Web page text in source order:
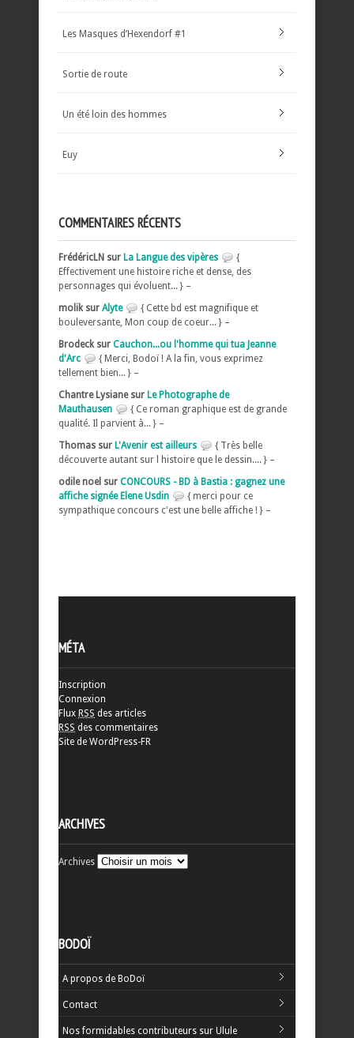
Les Masques d’Hexendorf #1
Sortie de route
Un été loin des hommes
Euy
COMMENTAIRES RÉCENTS
FrédéricLN sur La Langue des vipères
{
Effectivement une histoire riche et dense, des
personnages qui évoluent... } –
molik sur Alyte
{ Cette bd est magnifique et
bouleversante, Mon coup de coeur... } –
Brodeck sur Cauchon...ou l'homme qui tua Jeanne
d'Arc
{ Merci, Bodoï ! A la fin, vous exprimez
tellement bien... } –
Chantre Lysiane sur Le Photographe de
Mauthausen
{ Ce roman graphique est de grande
qualité. Il parvient à... } –
Thomas sur L'Avenir est ailleurs
{ Très belle
découverte autant sur l histoire que le dessin.... } –
odile noel sur CONCOURS - BD à Bastia : gagnez une
affiche signée Elene Usdin
{ merci pour ce
sympathique concours c'est une belle affiche ! } –
MÉTA
Inscription
Connexion
Flux RSS des articles
RSS des commentaires
Site de WordPress-FR
ARCHIVES
Archives
BODOÏ
A propos de BoDoï
Contact
Nos formidables contributeurs sur Ulule